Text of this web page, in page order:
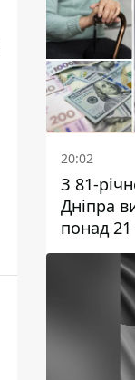
20:02
З 81-
Дніпра
понад